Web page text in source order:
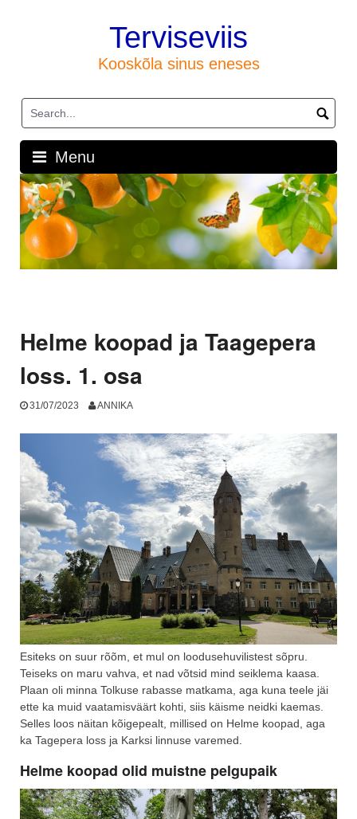
Terviseviis
Kooskõla sinus eneses
Menu
Helme koopad ja Taagepera
loss. 1. osa
31/07/2023 ANNIKA
Esiteks on suur rõõm, et mul on loodusehuvilistest sõpru.
Teiseks on maru vahva, et nad võtsid mind seiklema kaasa.
Plaan oli minna Tolkuse rabasse matkama, aga kuna teele jäi
ette ka muid vaatamisväärt kohti, siis käisme neidki kaemas.
Selles loos näitan kõigepealt, millised on Helme koopad, aga
ka Tagepera loss ja Karksi linnuse varemed.
Helme koopad olid muistne pelgupaik